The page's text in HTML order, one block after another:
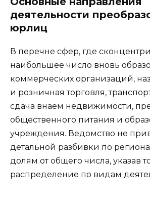
деятельности
юрлиц
В перечне сфер, где
наибольшее число вновь
коммерческих организаций,
и розничная торговля,
сдача внаём недвижимости,
общественного питания и
учреждения. Ведомство не
детальной разбивки по
долям от общего числа, указав
распределение по видам